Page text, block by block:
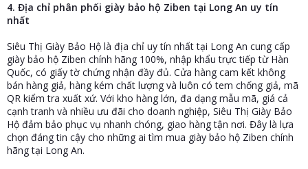
4. Địa chỉ phân phối giày bảo hộ Ziben tại Long An uy tín
nhất
Siêu Thị Giày Bảo Hộ là địa chỉ uy tín nhất tại Long An cung cấp
giày bảo hộ Ziben chính hãng 100%, nhập khẩu trực tiếp từ Hàn
Quốc, có giấy tờ chứng nhận đầy đủ. Cửa hàng cam kết không
bán hàng giả, hàng kém chất lượng và luôn có tem chống giả, mã
QR kiểm tra xuất xứ. Với kho hàng lớn, đa dạng mẫu mã, giá cả
cạnh tranh và nhiều ưu đãi cho doanh nghiệp, Siêu Thị Giày Bảo
Hộ đảm bảo phục vụ nhanh chóng, giao hàng tận nơi. Đây là lựa
chọn đáng tin cậy cho những ai tìm mua giày bảo hộ Ziben chính
hãng tại Long An.